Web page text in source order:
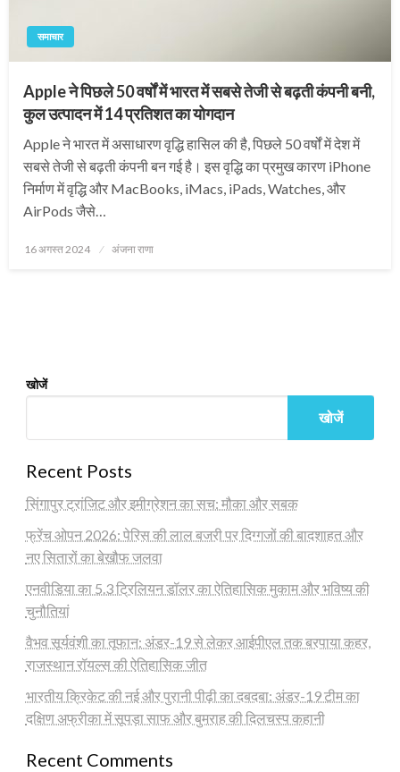
समाचार
Apple ने पिछले 50 वर्षों में भारत में सबसे तेजी से बढ़ती कंपनी बनी,
कुल उत्पादन में 14 प्रतिशत का योगदान
Apple ने भारत में असाधारण वृद्धि हासिल की है, पिछले 50 वर्षों में देश में
सबसे तेजी से बढ़ती कंपनी बन गई है। इस वृद्धि का प्रमुख कारण iPhone
निर्माण में वृद्धि और MacBooks, iMacs, iPads, Watches, और
AirPods जैसे…
Posted
16 अगस्त 2024 अंजना राणा
खोजें
खोजें
Recent Posts
सिंगापुर ट्रांजिट और इमीग्रेशन का सच: मौका और सबक
फ्रेंच ओपन 2026: पेरिस की लाल बजरी पर दिग्गजों की बादशाहत और
नए सितारों का बेखौफ जलवा
एनवीडिया का 5.3 ट्रिलियन डॉलर का ऐतिहासिक मुकाम और भविष्य की
चुनौतियां
वैभव सूर्यवंशी का तूफान: अंडर-19 से लेकर आईपीएल तक बरपाया कहर,
राजस्थान रॉयल्स की ऐतिहासिक जीत
भारतीय क्रिकेट की नई और पुरानी पीढ़ी का दबदबा: अंडर-19 टीम का
दक्षिण अफ्रीका में सूपड़ा साफ और बुमराह की दिलचस्प कहानी
Recent Comments